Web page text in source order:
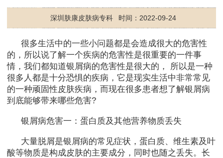
深圳肤康皮肤病专科 时间：2022-09-24
很多生活中的一些小问题都是会造成很大的危害性
的，所以说了解一个疾病的危害性是很重要的一件事
情，我们都知道银屑病的危害性是很大的， 所以是一种
很多人都是十分恐惧的疾病，它是现实生活中非常常见
的一种顽固性皮肤疾病，而现在很多患者想了解银屑病
到底能够带来哪些危害?
银屑病危害一：蛋白质及其他营养物质丢失
大量脱屑是银屑病的常见症状，蛋白质、维生素及叶
酸等物质是构成皮肤的主要成分，同时也随之丢失。长